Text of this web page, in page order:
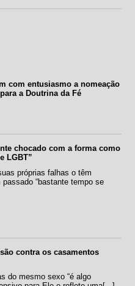
com entusiasmo a nomeação
a Doutrina da Fé
chocado com a forma como
LGBT”
próprias falhas o têm
“bastante tempo se
contra os casamentos
do mesmo sexo “é algo